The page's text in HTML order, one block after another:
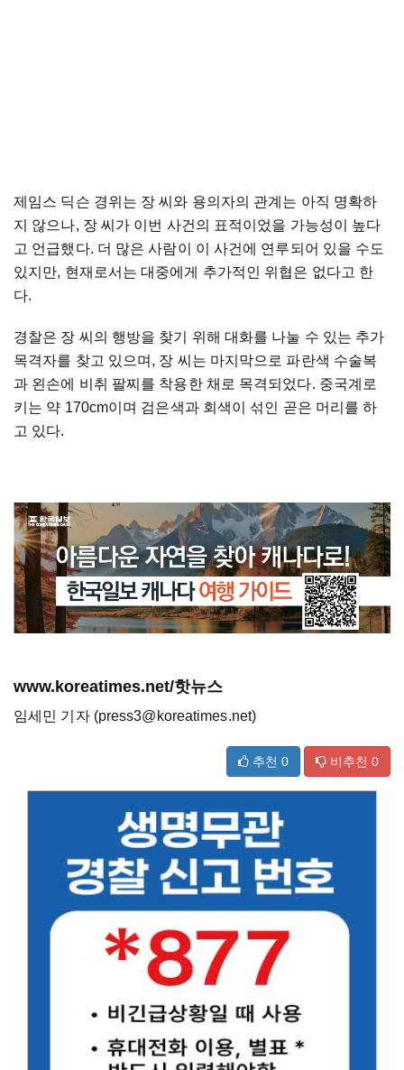
제임스 딕슨 경위는 장 씨와 용의자의 관계는 아직 명확하
지 않으나, 장 씨가 이번 사건의 표적이었을 가능성이 높다
고 언급했다. 더 많은 사람이 이 사건에 연루되어 있을 수도
있지만, 현재로서는 대중에게 추가적인 위협은 없다고 한
다.
경찰은 장 씨의 행방을 찾기 위해 대화를 나눌 수 있는 추가
목격자를 찾고 있으며, 장 씨는 마지막으로 파란색 수술복
과 왼손에 비취 팔찌를 착용한 채로 목격되었다. 중국계로
키는 약 170cm이며 검은색과 회색이 섞인 곧은 머리를 하
고 있다.
www.koreatimes.net/핫뉴스
임세민 기자 (press3@koreatimes.net)
추천 0 비추천 0